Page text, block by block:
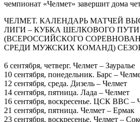
чемпионат «Челмет» завершит дома
ЧЕЛМЕТ. КАЛЕНДАРЬ МАТЧЕЙ
ЛИГИ – КУБКА ШЕЛКОВОГО ПУТИ
(ВСЕРОССИЙСКОГО
СРЕДИ МУЖСКИХ КОМАНД) СЕЗОНА
6 сентября, четверг. Челмет – Зауралье
10 сентября, понедельник. Барс –
12 сентября, среда. Дизель – Челмет
14 сентября, пятница. Лада – Челмет
16 сентября, воскресенье. ЦСК ВВС –
21 сентября, пятница. Челмет – Ермак
23 сентября, воскресенье. Челмет –